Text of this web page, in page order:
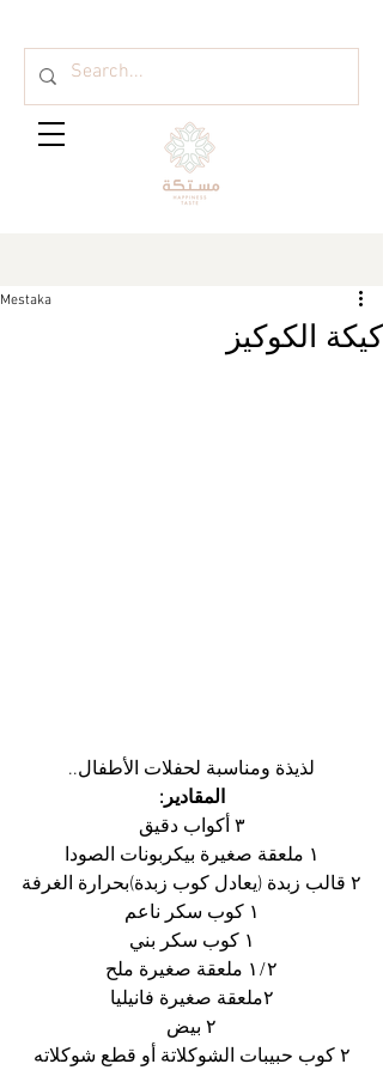
كيكة الكوكيز
Mestaka
لذيذة ومناسبة لحفلات الأطفال..
المقادير:
٣ أكواب دقيق
١ ملعقة صغيرة بيكربونات الصودا
٢ قالب زبدة (يعادل كوب زبدة)بحرارة الغرفة
١ كوب سكر ناعم
١ كوب سكر بني
١/٢ ملعقة صغيرة ملح
٢ملعقة صغيرة فانيليا
٢ بيض
٢ كوب حبيبات الشوكلاتة أو قطع شوكلاته